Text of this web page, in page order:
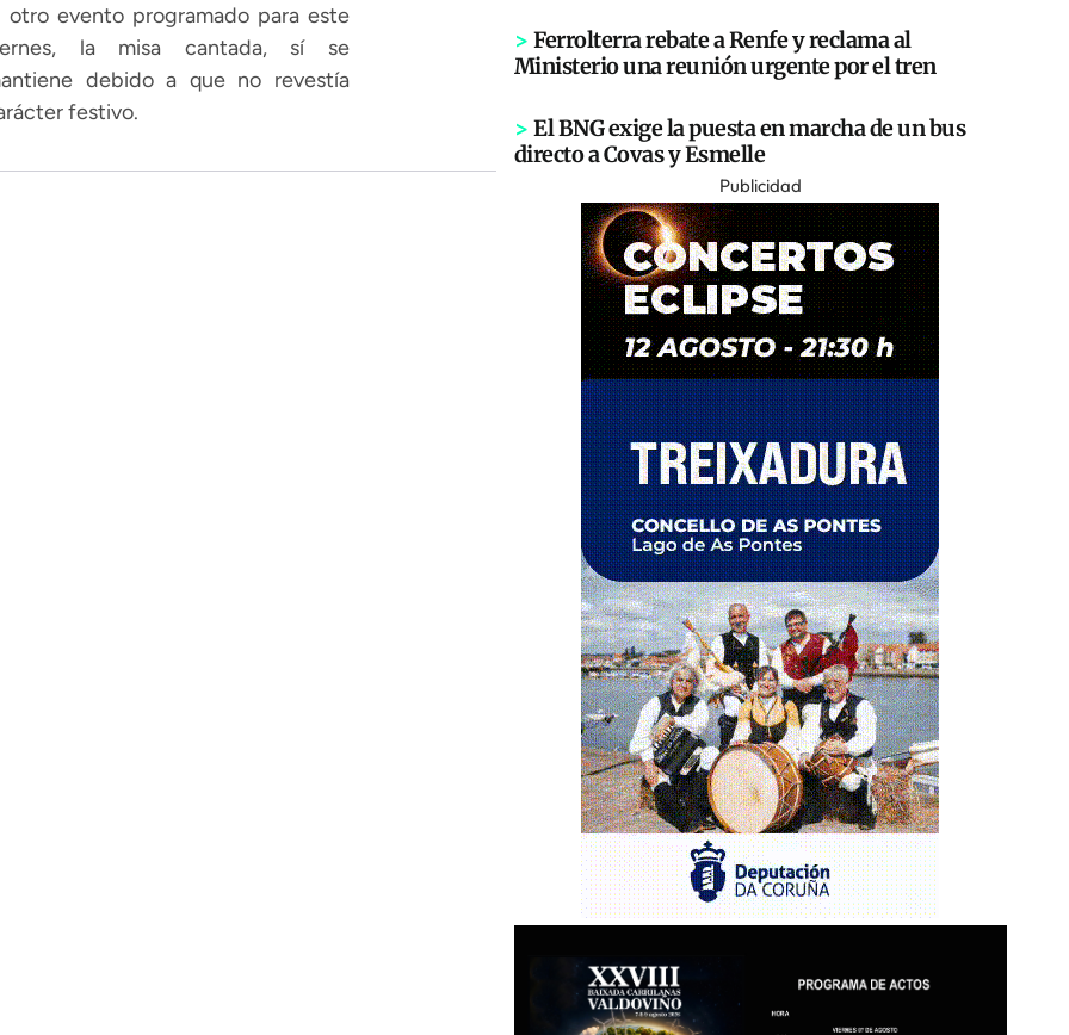
otro evento programado para este
la misa cantada, sí se
debido a que no revestía
festivo.
> Ferrolterra rebate a Renfe y reclama al
Ministerio una reunión urgente por el tren
> El BNG exige la puesta en marcha de un bus
directo a Covas y Esmelle
Publicidad